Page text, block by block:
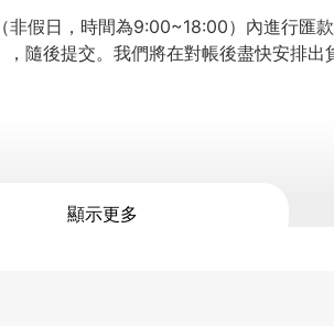
顯示更多
假日，時間為9:00~18:00）內進行匯
隨後提交。我們將在對帳後盡快安排出